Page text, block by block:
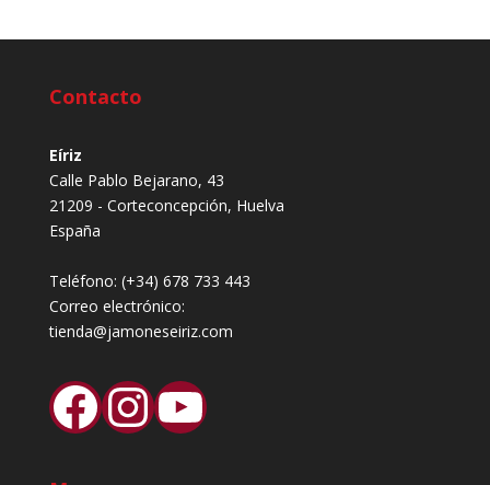
Contacto
Eíriz
Calle Pablo Bejarano, 43
21209 - Corteconcepción, Huelva
España
Teléfono: (+34) 678 733 443
Correo electrónico:
tienda@jamoneseiriz.com
Facebook
Instagram
YouTube